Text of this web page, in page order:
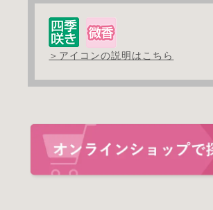
＞アイコンの説明はこちら